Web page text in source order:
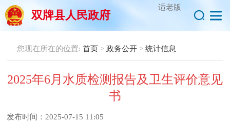
适老版
双牌县人民政府
您现在所在的位置: 首页 > 政务公开 > 统计信息
2025年6月水质检测报告及卫生评价意见
书
发布时间： 2025-07-15 11:05